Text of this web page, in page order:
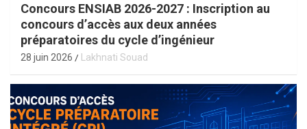
Concours ENSIAB 2026-2027 : Inscription au
concours d’accès aux deux années
préparatoires du cycle d’ingénieur
28 juin 2026 Lakhnati Souad